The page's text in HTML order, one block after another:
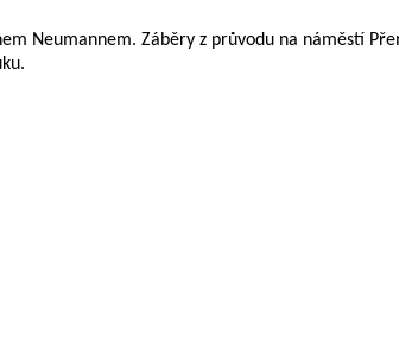
Neumannem. Záběry z průvodu na náměstí